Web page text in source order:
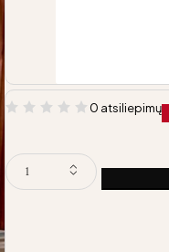
0 atsiliepimų